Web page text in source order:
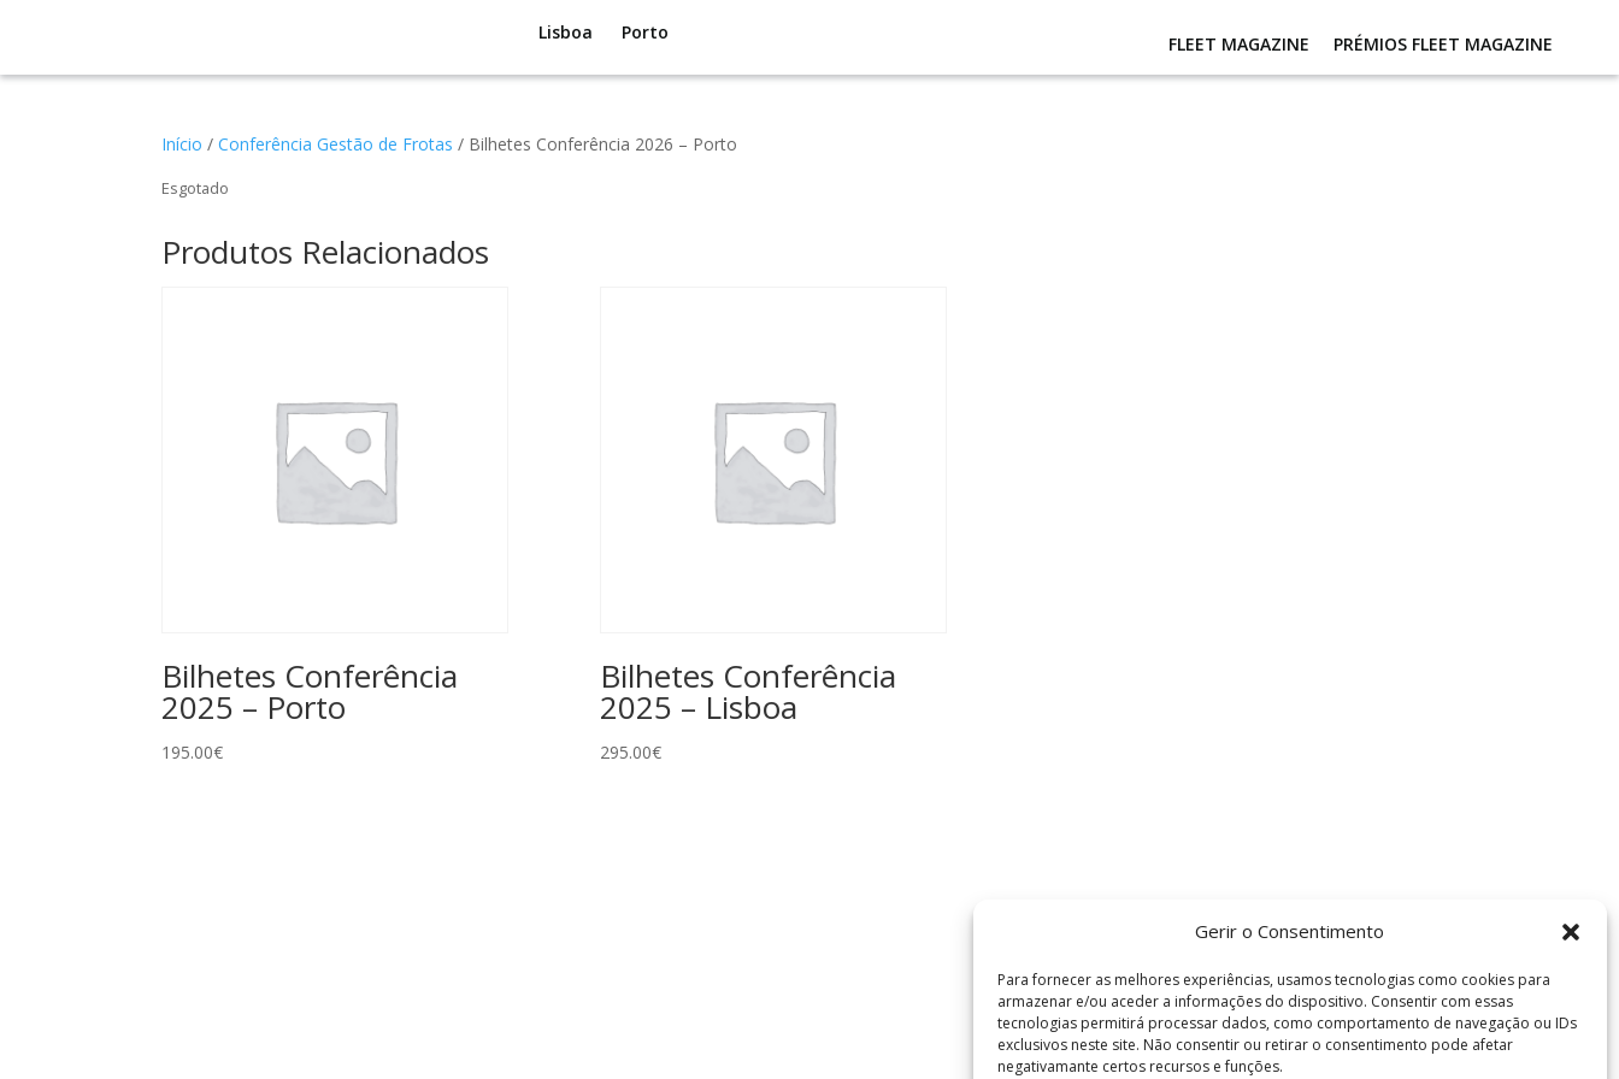
Gerir o Consentimento
Para fornecer as melhores experiências, usamos tecnologias como cookies para
armazenar e/ou aceder a informações do dispositivo. Consentir com essas
tecnologias permitirá processar dados, como comportamento de navegação ou IDs
exclusivos neste site. Não consentir ou retirar o consentimento pode afetar
negativamante certos recursos e funções.
Lisboa Porto
PRÉMIOS FLEET MAGAZINE
FLEET MAGAZINE
Início /Conferência Gestão de Frotas / Bilhetes Conferência 2026 – Porto
Esgotado
Produtos Relacionados
Bilhetes Conferência
2025 – Porto
195.00€
Bilhetes Conferência
2025 – Lisboa
295.00€